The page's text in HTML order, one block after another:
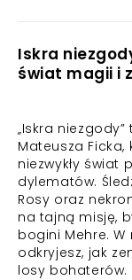
Iskra
świat magii i
„Iskra
Mateusza
niezwykły świat
dylematów.
Rosy oraz
na tajną misję,
bogini Mehre. W
odkryjesz, jak
losy bohaterów.